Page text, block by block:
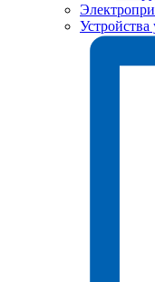
Устройства